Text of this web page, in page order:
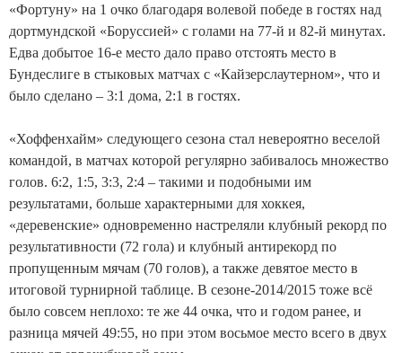
«Фортуну» на 1 очко благодаря волевой победе в гостях над
дортмундской «Боруссией» с голами на 77-й и 82-й минутах.
Едва добытое 16-е место дало право отстоять место в
Бундеслиге в стыковых матчах с «Кайзерслаутерном», что и
было сделано – 3:1 дома, 2:1 в гостях.
«Хоффенхайм» следующего сезона стал невероятно веселой
командой, в матчах которой регулярно забивалось множество
голов. 6:2, 1:5, 3:3, 2:4 – такими и подобными им
результатами, больше характерными для хоккея,
«деревенские» одновременно настреляли клубный рекорд по
результативности (72 гола) и клубный антирекорд по
пропущенным мячам (70 голов), а также девятое место в
итоговой турнирной таблице. В сезоне-2014/2015 тоже всё
было совсем неплохо: те же 44 очка, что и годом ранее, и
разница мячей 49:55, но при этом восьмое место всего в двух